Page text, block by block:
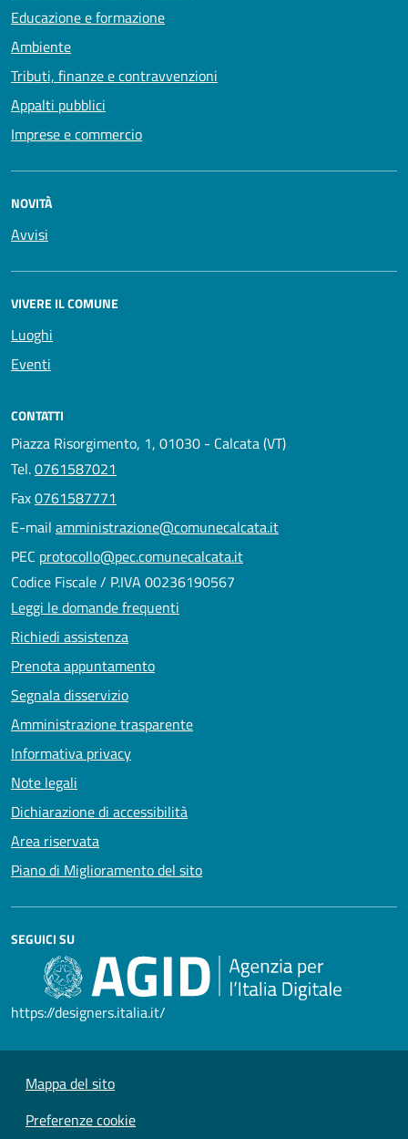
Educazione e formazione
Ambiente
Tributi, finanze e contravvenzioni
Appalti pubblici
Imprese e commercio
NOVITÀ
Avvisi
VIVERE IL COMUNE
Luoghi
Eventi
CONTATTI
Piazza Risorgimento, 1, 01030 - Calcata (VT)
Tel.0761587021
Fax0761587771
E-mail amministrazione@comunecalcata.it
PEC protocollo@pec.comunecalcata.it
Codice Fiscale / P.IVA 00236190567
Leggi le domande frequenti
Richiedi assistenza
Prenota appuntamento
Segnala disservizio
Amministrazione trasparente
Informativa privacy
Note legali
Dichiarazione di accessibilità
Area riservata
Piano di Miglioramento del sito
SEGUICI SU
https://designers.italia.it/
Mappa del sito
Preferenze cookie